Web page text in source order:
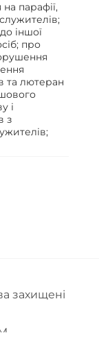
парафії,
іншої
про
та лютеран
і
з
захищені